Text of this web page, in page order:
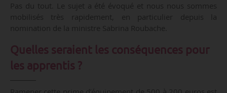
Pas du tout. Le sujet a été évoqué et nous nous sommes
mobilisés très rapidement, en particulier depuis la
nomination de la ministre Sabrina Roubache.
Quelles seraient les conséquences pour
les apprentis ?